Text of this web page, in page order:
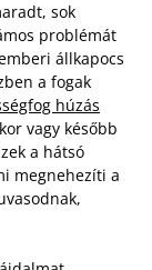
sok
problémát
állkapocs
a fogak
húzás
vagy később
a hátsó
megnehezíti a